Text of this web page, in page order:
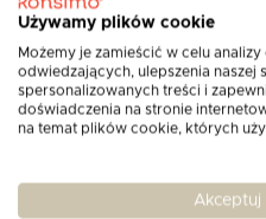
Używamy plików cookie
Możemy je zamieścić w celu
odwiedzających, ulepszenia naszej
spersonalizowanych treści i
doświadczenia na stronie
na temat plików cookie, których